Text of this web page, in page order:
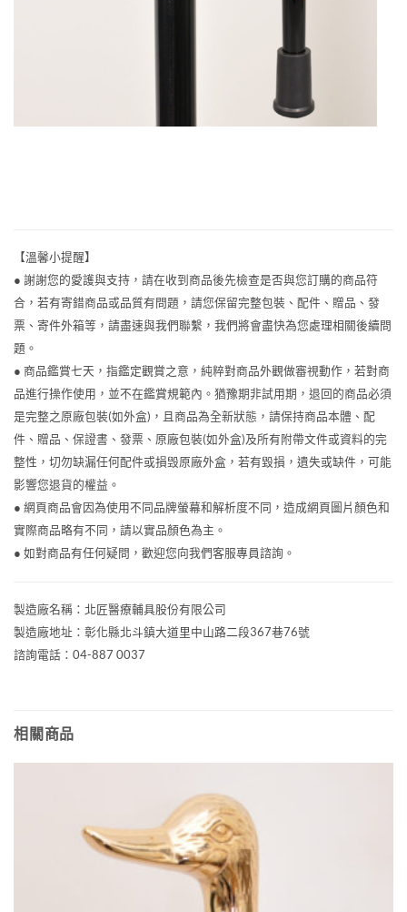
【溫馨小提醒】
● 謝謝您的愛護與支持，請在收到商品後先檢查是否與您訂購的商品符
合，若有寄錯商品或品質有問題，請您保留完整包裝、配件、贈品、發
票、寄件外箱等，請盡速與我們聯繫，我們將會盡快為您處理相關後續問
題。
● 商品鑑賞七天，指鑑定觀賞之意，純粹對商品外觀做審視動作，若對商
品進行操作使用，並不在鑑賞規範內。猶豫期非試用期，退回的商品必須
是完整之原廠包裝(如外盒)，且商品為全新狀態，請保持商品本體、配
件、贈品、保證書、發票、原廠包裝(如外盒)及所有附帶文件或資料的完
整性，切勿缺漏任何配件或損毁原廠外盒，若有毀損，遺失或缺件，可能
影響您退貨的權益。
● 網頁商品會因為使用不同品牌螢幕和解析度不同，造成網頁圖片顏色和
實際商品略有不同，請以實品顏色為主。
● 如對商品有任何疑問，歡迎您向我們客服專員諮詢。
製造廠名稱：北匠醫療輔具股份有限公司
製造廠地址：彰化縣北斗鎮大道里中山路二段367巷76號
諮詢電話：04-887 0037
相關商品